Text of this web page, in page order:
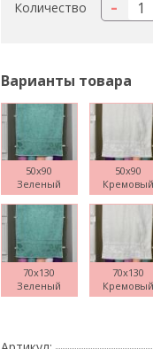
Количество
Варианты товара
50x90
Зеленый
50x90
Кремовый
70x130
Зеленый
70x130
Кремовый